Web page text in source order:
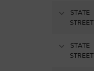
STATE
STREET
STATE
STREET